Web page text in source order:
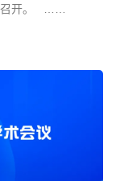
召开。 ……